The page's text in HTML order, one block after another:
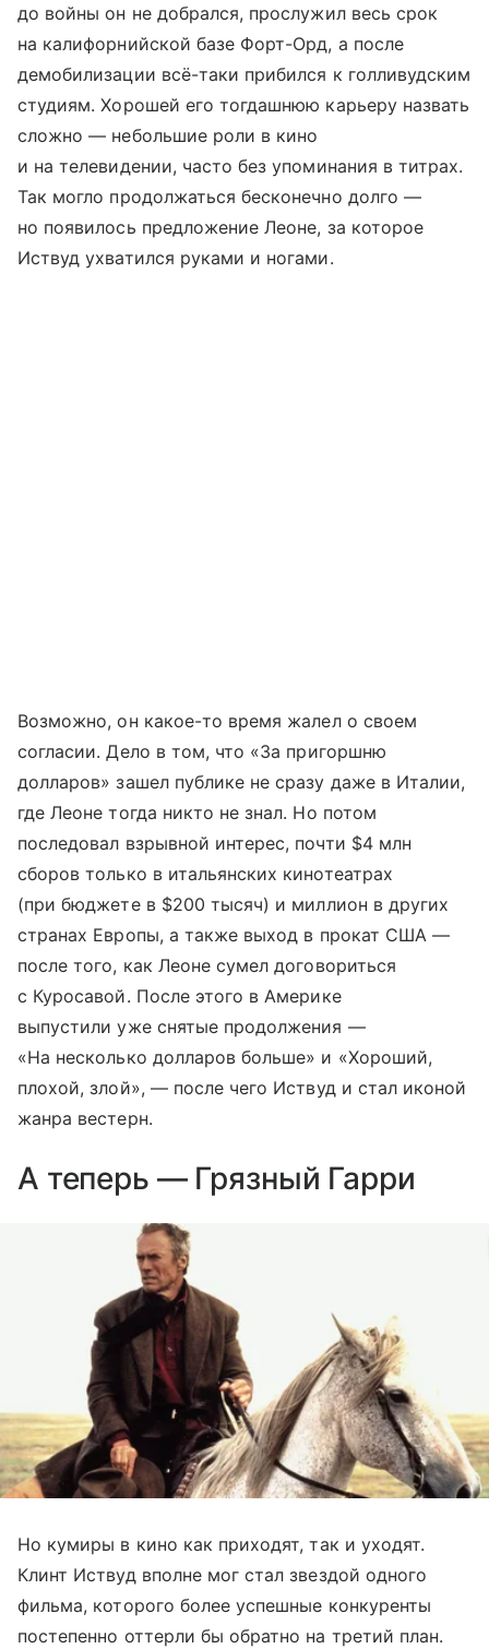
до войны он не добрался, прослужил весь срок
на калифорнийской базе Форт-Орд, а после
демобилизации всё-таки прибился к голливудским
студиям. Хорошей его тогдашнюю карьеру назвать
сложно — небольшие роли в кино
и на телевидении, часто без упоминания в титрах.
Так могло продолжаться бесконечно долго —
но появилось предложение Леоне, за которое
Иствуд ухватился руками и ногами.
Возможно, он какое-то время жалел о своем
согласии. Дело в том, что «За пригоршню
долларов» зашел публике не сразу даже в Италии,
где Леоне тогда никто не знал. Но потом
последовал взрывной интерес, почти $4 млн
сборов только в итальянских кинотеатрах
(при бюджете в $200 тысяч) и миллион в других
странах Европы, а также выход в прокат США —
после того, как Леоне сумел договориться
с Куросавой. После этого в Америке
выпустили уже снятые продолжения —
«На несколько долларов больше» и «Хороший,
плохой, злой», — после чего Иствуд и стал иконой
жанра вестерн.
​А теперь — Грязный Гарри
Но кумиры в кино как приходят, так и уходят.
Клинт Иствуд вполне мог стал звездой одного
фильма, которого более успешные конкуренты
постепенно оттерли бы обратно на третий план.